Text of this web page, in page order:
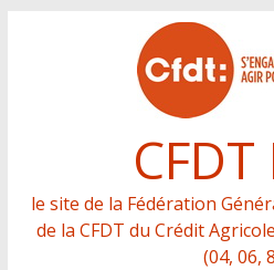
CFDT
le site de la Fédération
de la CFDT du Crédit
(04, 06,